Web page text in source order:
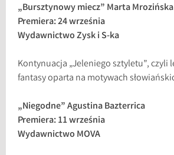
„Bursztynowy miecz” Marta Mrozińska
Premiera: 24 września
Wydawnictwo Zysk i S-ka
Kontynuacja „Jeleniego sztyletu”, czyli
fantasy oparta na motywach
„Niegodne” Agustina Bazterrica
Premiera: 11 września
Wydawnictwo MOVA